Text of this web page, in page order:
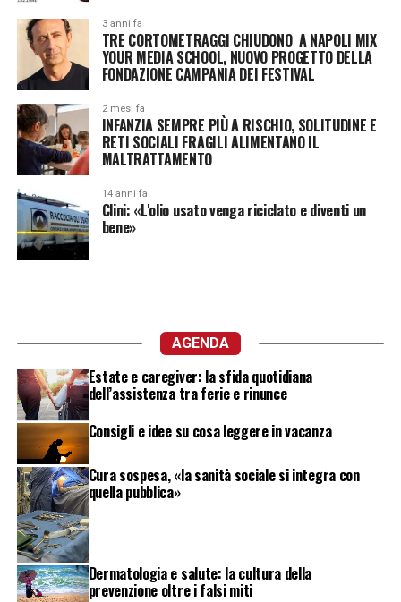
3 anni fa
TRE CORTOMETRAGGI CHIUDONO A NAPOLI MIX
YOUR MEDIA SCHOOL, NUOVO PROGETTO DELLA
FONDAZIONE CAMPANIA DEI FESTIVAL
2 mesi fa
INFANZIA SEMPRE PIÙ A RISCHIO, SOLITUDINE E
RETI SOCIALI FRAGILI ALIMENTANO IL
MALTRATTAMENTO
14 anni fa
Clini: «L'olio usato venga riciclato e diventi un
bene»
AGENDA
Estate e caregiver: la sfida quotidiana
dell’assistenza tra ferie e rinunce
Consigli e idee su cosa leggere in vacanza
Cura sospesa, «la sanità sociale si integra con
quella pubblica»
Dermatologia e salute: la cultura della
prevenzione oltre i falsi miti